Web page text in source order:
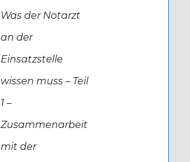
Was der Notarzt
an der
Einsatzstelle
wissen muss – Teil
1 –
Zusammenarbeit
mit der